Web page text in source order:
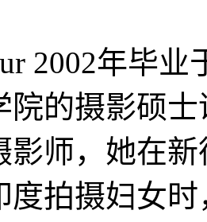
2002年毕
院的摄影硕
影师，她在
度拍摄妇女